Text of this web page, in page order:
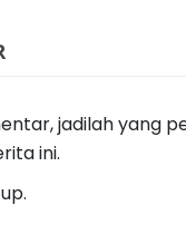
jadilah yang
ini.